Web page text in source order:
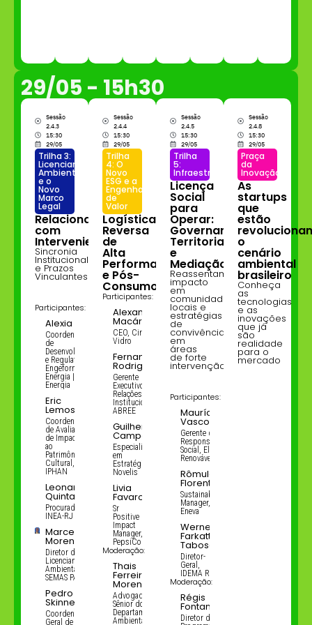
29/05 - 15h30
Sessão
2.4.3
15:30
29/05
Trilha 3:
Licenciamento
Ambiental
e o
Novo
Marco
Legal
Relacionamento
com
Intervenientes
Sincronia
Institucional
e Prazos
Vinculantes
Participantes:
Alexia Luz
Coordenadora
de
Desenvolvimento
e Regulatório,
Engeform
Energia | PEC
Energia
Eric
Lemos
Coordenador
de Avaliação
de Impacto
ao
Patrimônio
Cultural,
IPHAN
Leonardo
Quintanilha
Procurador,
INEA-RJ
Marcelo
Moreno
Diretor de
Licenciamento
Ambiental,
SEMAS PA
Pedro
Skinner
Coordenador
Geral de
Sessão
2.4.4
15:30
29/05
Trilha
4: O
Novo
ESG e a
Engenharia
de
Valor
Logística
Reversa
de
Alta
Performance
e Pós-
Consumo
Participantes:
Alexandre
Macário
CEO, Circula
Vidro
Fernando
Rodrigues
Gerente
Executivo e de
Relações
Institucionais,
ABREE
Guilherme
Campos
Especialista
em
Estratégia,
Novelis
Livia
Favaro
Sr
Positive
Impact
Manager,
PepsiCo
Moderação:
Thais
Ferreira
Moreno
Advogada
Sênior do
Departamento
Ambiental,
Sessão
2.4.5
15:30
29/05
Trilha
5:
Infraestrutura
Licença
Social
para
Operar:
Governança
Territorial
e
Mediação
Reassentamentos,
impacto
em
comunidades
locais e
estratégias
de
convivência
em
áreas
de forte
intervenção
Participantes:
Maurício
Vasconcelos
Gerente de ESG e
Responsabilidade
Social, Elera
Renováveis
Rômulo
Florentino
Sustainability
Manager,
Eneva
Werner
Farkatt
Tabosa
Diretor-
Geral,
IDEMA RN
Moderação:
Régis
Fontana
Diretor de
Sessão
2.4.8
15:30
29/05
Praça
da
Inovação
As
startups
que
estão
o
cenário
ambiental
brasileiro
Conheça
as
tecnologias
e as
inovações
que já
são
realidade
para o
mercado